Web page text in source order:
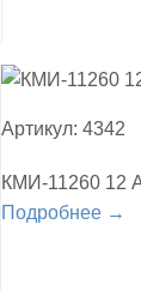
Артикул: 4342
КМИ-11260 12
Подробнее →